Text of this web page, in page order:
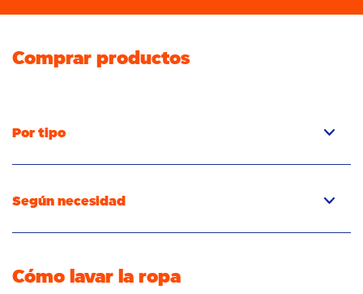
Comprar productos
Por tipo
Detergente en polvo
Quitamanchas
Cuidado de telas
Según necesidad
Frescura/aroma
Cómo lavar la ropa